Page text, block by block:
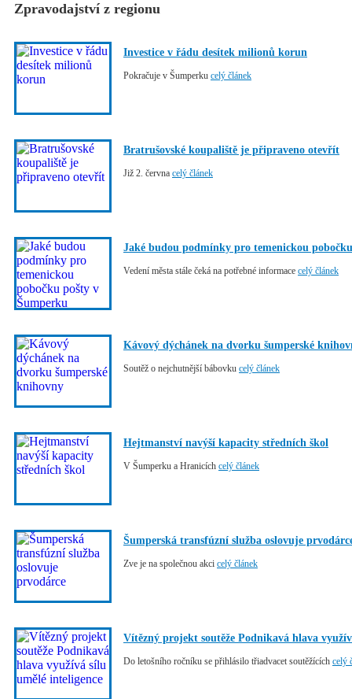
Zpravodajství z regionu
Investice v řádu desítek milionů korun
Pokračuje v Šumperku celý článek
Bratrušovské koupaliště je připraveno otevřít
Již 2. června celý článek
Jaké budou podmínky pro temenickou
Vedení města stále čeká na potřebné informace celý článek
Kávový dýchánek na dvorku šumperské
Soutěž o nejchutnější bábovku celý článek
Hejtmanství navýší kapacity středních škol
V Šumperku a Hranicích celý článek
Šumperská transfúzní služba oslovuje
Zve je na společnou akci celý článek
Vítězný projekt soutěže Podnikavá hlava
Do letošního ročníku se přihlásilo třiadvacet soutěžících celý